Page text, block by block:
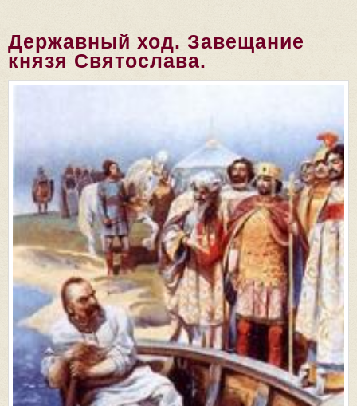
Державный ход. Завещание
князя Святослава.